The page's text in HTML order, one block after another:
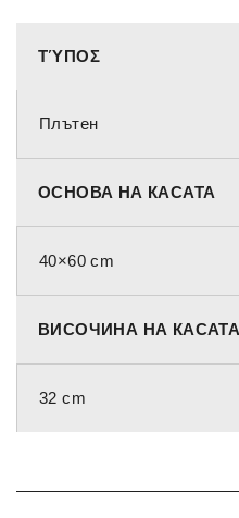
ΤΎΠΟΣ
Плътен
ОСНОВА НА КАСАТА
40×60 cm
ВИСОЧИНА НА КАСАТА
32 cm